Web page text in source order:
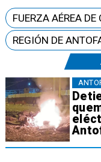
FUERZA AÉREA DE
REGIÓN DE